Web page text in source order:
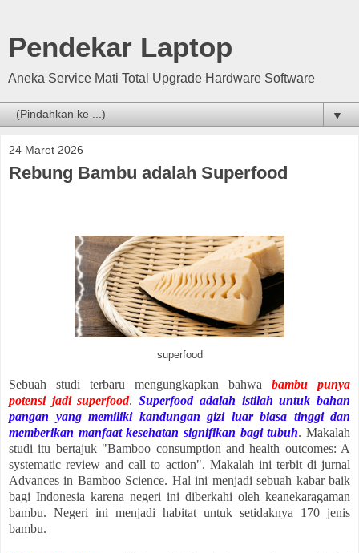
Pendekar Laptop
Aneka Service Mati Total Upgrade Hardware Software
▼
24 Maret 2026
Rebung Bambu adalah Superfood
superfood
Sebuah studi terbaru mengungkapkan bahwa bambu punya
potensi jadi superfood.Superfood adalah istilah untuk bahan
pangan yang memiliki kandungan gizi luar biasa tinggi dan
memberikan manfaat kesehatan signifikan bagi tubuh. Makalah
studi itu bertajuk "Bamboo consumption and health outcomes: A
systematic review and call to action". Makalah ini terbit di jurnal
Advances in Bamboo Science. Hal ini menjadi sebuah kabar baik
bagi Indonesia karena negeri ini diberkahi oleh keanekaragaman
bambu. Negeri ini menjadi habitat untuk setidaknya 170 jenis
bambu.